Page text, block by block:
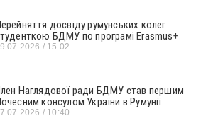
досвіду румунських колег
БДМУ по програмі Erasmus+
15:02
Наглядової ради БДМУ став першим
консулом України в Румунії
10:40